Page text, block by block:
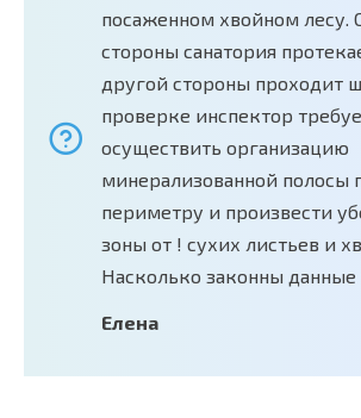
посаженном хвойном лесу.
стороны санатория
другой стороны проходит
проверке инспектор
осуществить организацию
минерализованной полосы
периметру и произвести
зоны от ! сухих листьев и
Насколько законны данные
Елена